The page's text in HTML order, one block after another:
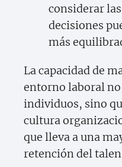
considerar
decisiones
más
La capacidad de
entorno laboral
individuos, sino
cultura
que lleva a una
retención del